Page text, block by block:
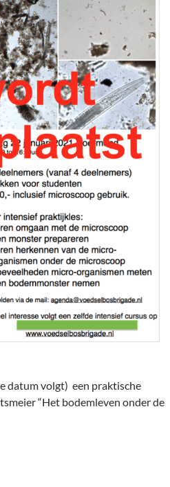
datum volgt) een praktische
“Het bodemleven onder de